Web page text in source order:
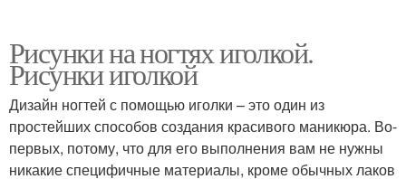
Рисунки на ногтях иголкой.
Рисунки иголкой
Дизайн ногтей с помощью иголки – это один из
простейших способов создания красивого маникюра. Во-
первых, потому, что для его выполнения вам не нужны
никакие специфичные материалы, кроме обычных лаков